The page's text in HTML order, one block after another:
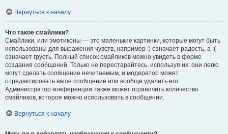
Вернуться к началу
Что такое смайлики?
Смайлики, или эмотиконы — это маленькие картинки, которые могут быть
использованы для выражения чувств, например :) означает радость, а :(
означает грусть. Полный список смайликов можно увидеть в форме
создания сообщений. Только не перестарайтесь, используя их: они легко
могут сделать сообщение нечитаемым, и модератор может
отредактировать ваше сообщение или вообще удалить его.
Администратор конференции также может ограничить количество
смайликов, которое можно использовать в сообщении.
Вернуться к началу